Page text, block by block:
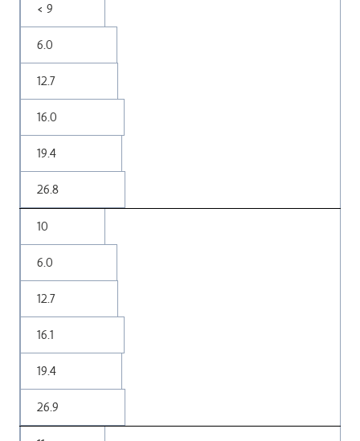
< 9
6.0
12.7
16.0
19.4
26.8
10
6.0
12.7
16.1
19.4
26.9